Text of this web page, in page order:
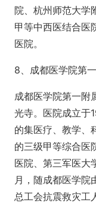
院、杭州师范大学
甲等中西医结合医
医院。
8、成都医学院第
成都医学院第一附
光寺。医院成立于
的集医疗、教学、
的三级甲等综合医
医院、第三军医大
月，随成都医学院
总工会抗震救灾工